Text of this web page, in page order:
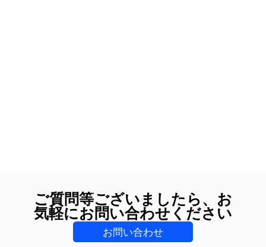
ご質問等ございましたら、お
気軽にお問い合わせください
お問い合わせ